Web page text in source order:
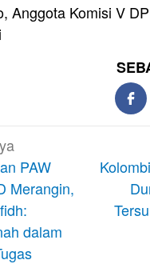
Anggota Komisi V
PAW
Merangin,
dalam